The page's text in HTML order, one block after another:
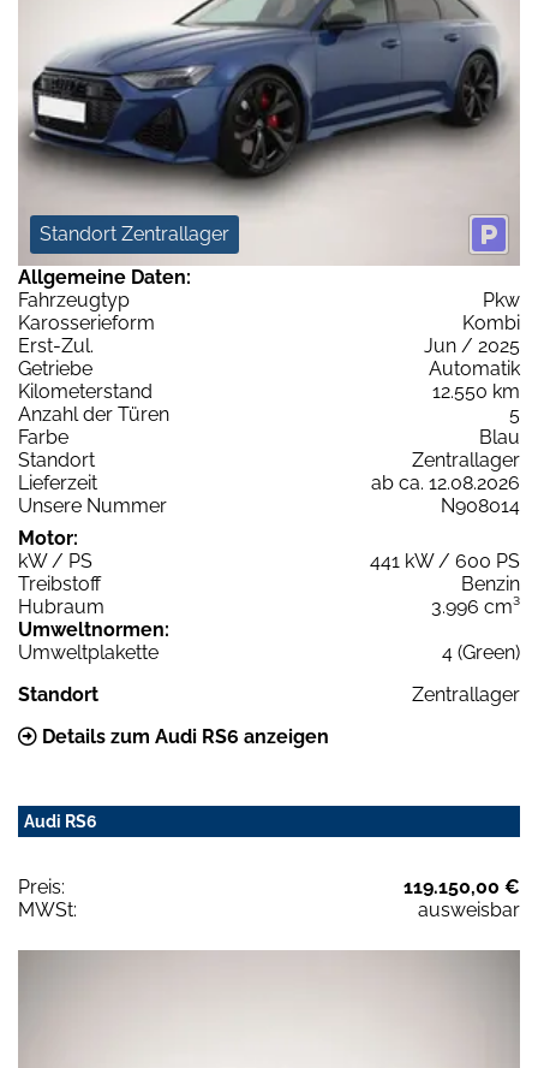
Standort Zentrallager
Allgemeine Daten:
Fahrzeugtyp
Pkw
Karosserieform
Kombi
Erst-Zul.
Jun / 2025
Getriebe
Automatik
Kilometerstand
12.550 km
Anzahl der Türen
5
Farbe
Blau
Standort
Zentrallager
Lieferzeit
ab ca. 12.08.2026
Unsere Nummer
N908014
Motor:
kW / PS
441 kW / 600 PS
Treibstoff
Benzin
Hubraum
3.996 cm³
Umweltnormen:
Umweltplakette
4 (Green)
Standort
Zentrallager
Details zum Audi RS6 anzeigen
Audi RS6
Preis:
119.150,00 €
MWSt:
ausweisbar